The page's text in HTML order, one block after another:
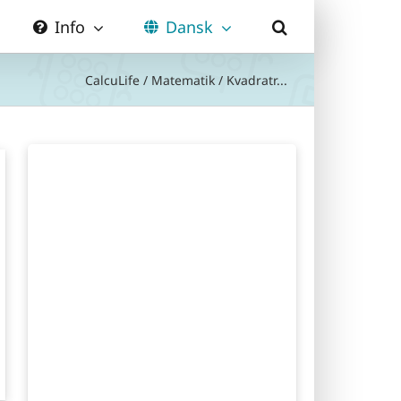
Info Dansk
CalcuLife / Matematik / Kvadratr...